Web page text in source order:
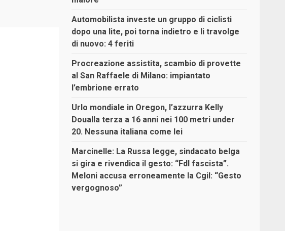
Automobilista investe un gruppo di ciclisti
dopo una lite, poi torna indietro e li travolge
di nuovo: 4 feriti
Procreazione assistita, scambio di provette
al San Raffaele di Milano: impiantato
l’embrione errato
Urlo mondiale in Oregon, l’azzurra Kelly
Doualla terza a 16 anni nei 100 metri under
20. Nessuna italiana come lei
Marcinelle: La Russa legge, sindacato belga
si gira e rivendica il gesto: “FdI fascista”.
Meloni accusa erroneamente la Cgil: “Gesto
vergognoso”